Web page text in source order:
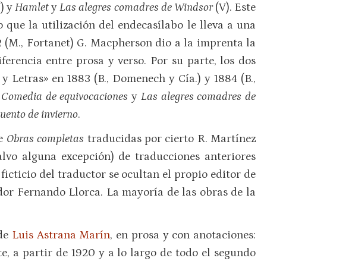
yHamletyLas alegres comadres de Windsor(V). Este
la utilización del endecasílabo le lleva a una
Fortanet) G. Macpherson dio a la imprenta la
entre prosa y verso. Por su parte, los dos
en 1883 (B., Domenech y Cía.) y 1884 (B.,
Comedia de equivocaciones y Las alegres comadres de
de invierno.
Obras completas traducidas por cierto R. Martínez
alguna excepción) de traducciones anteriores
ficticio del traductor se ocultan el propio editor de
Fernando Llorca. La mayoría de las obras de la
Luis Astrana Marín, en prosa y con anotaciones:
a partir de 1920 y a lo largo de todo el segundo